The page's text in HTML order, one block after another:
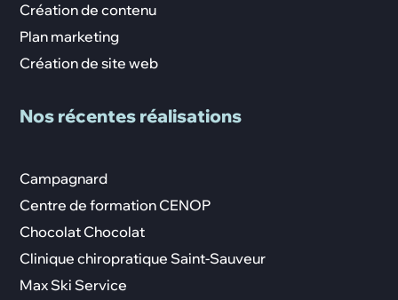
Création de contenu
Plan marketing
Création de site web
Nos récentes réalisations
Campagnard
Centre de formation CENOP
Chocolat Chocolat
Clinique chiropratique Saint-Sauveur
Max Ski Service